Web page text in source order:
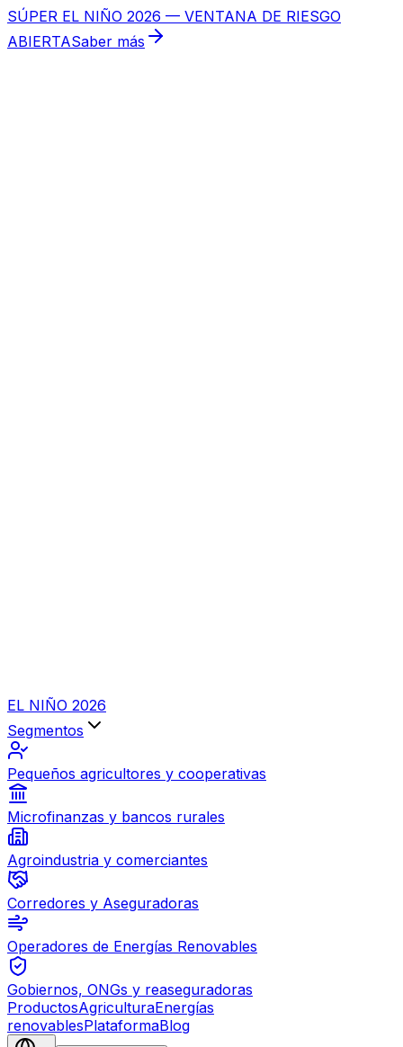
SÚPER EL NIÑO 2026 — VENTANA DE RIESGO
ABIERTASaber más
EL NIÑO 2026
Segmentos
Pequeños agricultores y cooperativas
Microfinanzas y bancos rurales
Agroindustria y comerciantes
Corredores y Aseguradoras
Operadores de Energías Renovables
Gobiernos, ONGs y reaseguradoras
ProductosAgriculturaEnergías
renovablesPlataformaBlog